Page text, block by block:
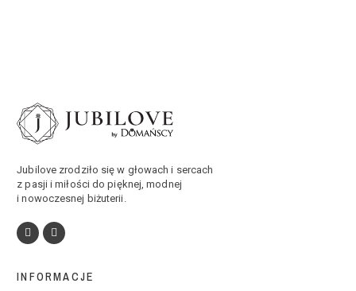
Jubilove zrodziło się w głowach i sercach
z pasji i miłości do pięknej, modnej
i nowoczesnej biżuterii.
INFORMACJE